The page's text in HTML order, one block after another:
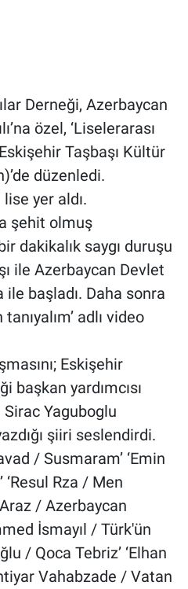
Derneği, Azerbaycan
özel, ‘Liselerarası
Taşbaşı Kültür
düzenledi.
yer aldı.
şehit olmuş
dakikalık saygı duruşu
ile Azerbaycan Devlet
başladı. Daha sonra
tanıyalım’ adlı video
Eskişehir
başkan yardımcısı
Sirac Yaguboglu
şiiri seslendirdi.
/ Susmaram’ ‘Emin
Rza / Men
/ Azerbaycan
İsmayıl / Türk'ün
/ Qoca Tebriz’ ‘Elhan
Vahabzade / Vatan